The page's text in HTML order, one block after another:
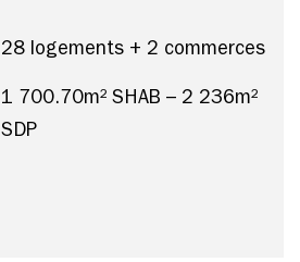
28 logements + 2 commerces
1 700.70m² SHAB – 2 236m²
SDP